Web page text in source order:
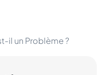
il un Problème ?